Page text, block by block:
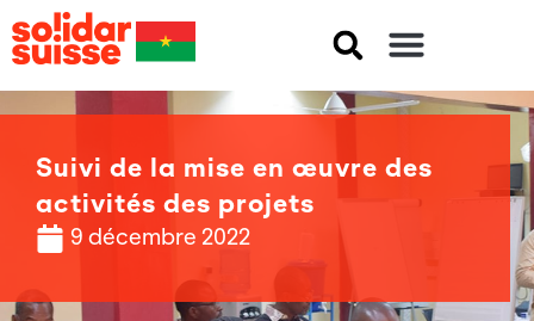
Suivi de la mise en œuvre des
activités des projets
9 décembre 2022